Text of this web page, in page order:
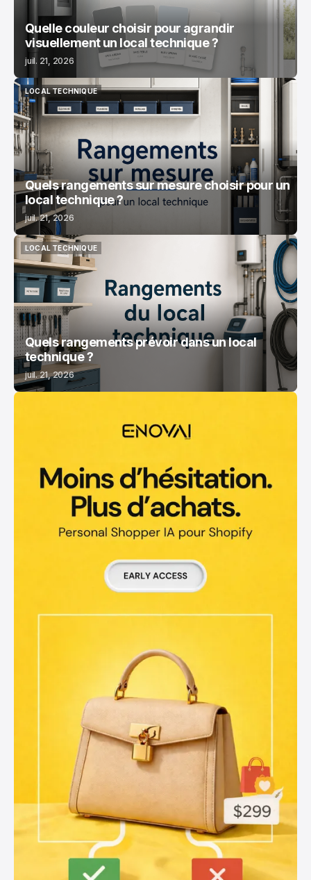
Quelle couleur choisir pour agrandir
visuellement un local technique ?
juil. 21, 2026
LOCAL TECHNIQUE
LOCAL TECHNIQUE
Quels rangements sur mesure choisir pour un
local technique ?
juil. 21, 2026
LOCAL TECHNIQUE
LOCAL TECHNIQUE
Quels rangements prévoir dans un local
technique ?
juil. 21, 2026